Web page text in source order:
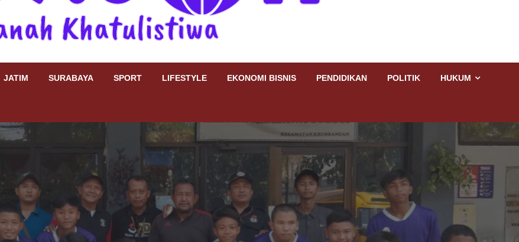
JATIM SURABAYA SPORT LIFESTYLE EKONOMI BISNIS PENDIDIKAN POLITIK HUKUM